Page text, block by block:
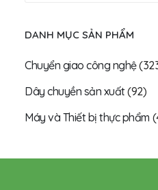
DANH MỤC SẢN PHẨM
Chuyển giao công nghệ
Dây chuyền sản xuất(92)
Máy và Thiết bị thực phẩm